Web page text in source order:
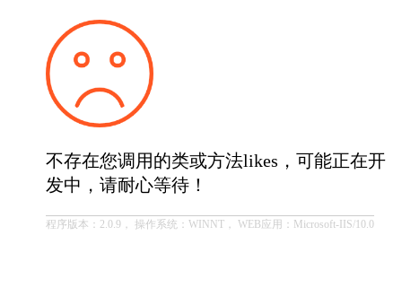
不存在您调用的类或方法likes，可能正在开
发中，请耐心等待！
程序版本：2.0.9， 操作系统：WINNT， WEB应用：Microsoft-IIS/10.0